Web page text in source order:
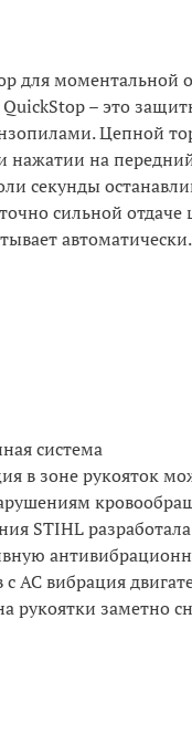
для моментальной
– это
Цепной
нажатии на
секунды
сильной
автоматически.
система
в зоне рукояток
STIHL разработала
АС вибрация
рукоятки заметно